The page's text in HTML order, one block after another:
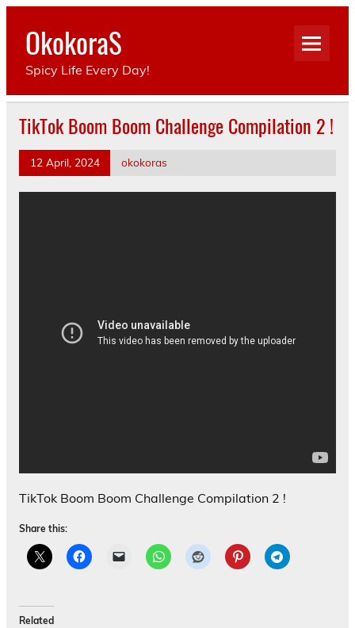
Skip
contentOkokoraS
Spicy Life Every Day!
TikTok Boom Boom Challenge Compilation 2 !
12 April, 2024 okokoras
TikTok Boom Boom Challenge Compilation 2 !
Share this:
Related